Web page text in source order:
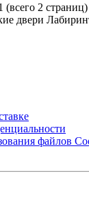
(всего 2 страниц)
файлов